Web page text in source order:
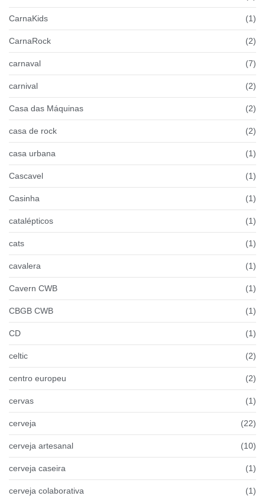
CarnaKids (1)
CarnaRock (2)
carnaval (7)
carnival (2)
Casa das Máquinas (2)
casa de rock (2)
casa urbana (1)
Cascavel (1)
Casinha (1)
catalépticos (1)
cats (1)
cavalera (1)
Cavern CWB (1)
CBGB CWB (1)
CD (1)
celtic (2)
centro europeu (2)
cervas (1)
cerveja (22)
cerveja artesanal (10)
cerveja caseira (1)
cerveja colaborativa (1)